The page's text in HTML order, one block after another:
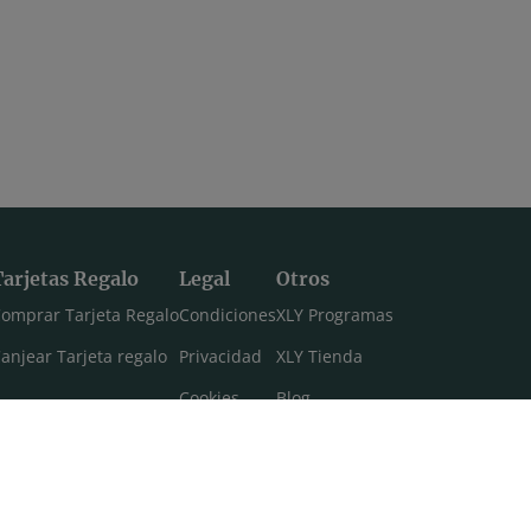
Regalo
Tarjeta Regalo
Tarjeta regalo
Legal
Condiciones
Privacidad
Cookies
Otros
XLY Programas
XLY Tienda
Blog